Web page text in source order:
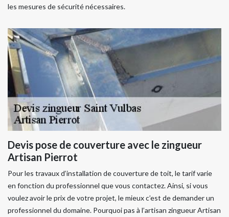
les mesures de sécurité nécessaires.
Devis pose de couverture avec le zingueur
Artisan Pierrot
Pour les travaux d’installation de couverture de toit, le tarif varie
en fonction du professionnel que vous contactez. Ainsi, si vous
voulez avoir le prix de votre projet, le mieux c’est de demander un
professionnel du domaine. Pourquoi pas à l’artisan zingueur Artisan